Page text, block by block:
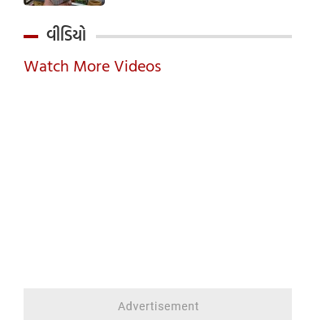
વીડિયો
Watch More Videos